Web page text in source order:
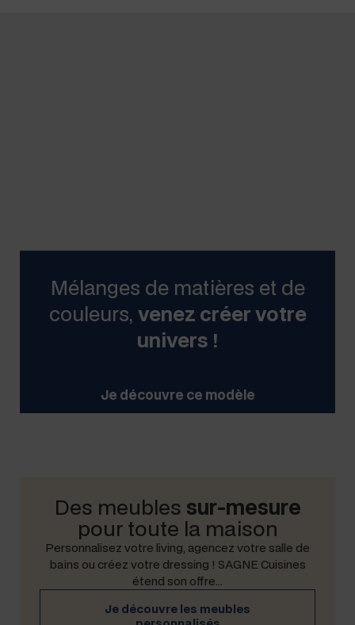
Je décou­vre ce modèle
Mélanges de matières et de
couleurs, venez créer votre
univers !
Des meubles sur-mesure
pour toute la maison
Per­son­nalisez votre liv­ing, agencez votre salle de
bains ou créez votre dress­ing ! SAGNE Cuisines
étend son offre…
Je décou­vre les meubles